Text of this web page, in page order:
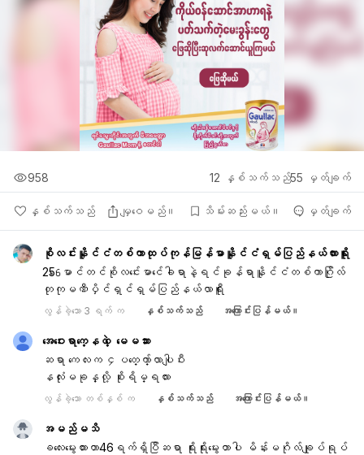
နှစ်သက်သည် မျှဝေမည်။ သိမ်းဆည်းမယ်။ မှတ်ချက်
958 12 နှစ်သက်သည်55 မှတ်ချက်
စိုလင်းနိူင်ငံတစ်ကာထုပ်ကုန်မြန်မာနိူင်ငံရှမ်ပြည်နယ်လားရိူး
256ေမာင်တင်စိုလင်းေမာင်ေခါရာနဲ့ရင်ခုန်ရာနိူင်ငံတစ်ကာဂြိုလ်
တုကုမဏီပှိင်ရှင်ရှမ်ပြည်နယ်လာရီူး
လွန်ခဲ့သော 3 ရက် က နှစ်သက်သည် အကြောင်းပြန်မယ်။
အေဝးေရာက္ေနတ့ဲ ေမေမသား
ဆရာ ကေလးက ၄ပတ္ေက်ာ္လာပါျပီး
နလံုးမခုန္လို့ စိုးရိမ္ရလား
လွန်ခဲ့သော တစ်နှစ် က နှစ်သက်သည် အကြောင်းပြန်မယ်။
အမည်မသိ
ခလေးမွေးထားတာ46ရက်ရှိပြီဆရာ ရိုးရိုးမွေးတာပါ မိန်းမဂိုလ်ချုပ်ရုပ်